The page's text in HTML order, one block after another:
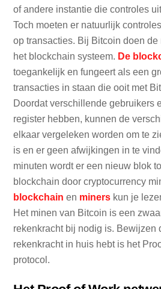
of andere instantie die controles
Toch moeten er natuurlijk
op transacties. Bij Bitcoin doen de
het blockchain systeem. De
toegankelijk en fungeert als een
transacties in staan die ooit met
Doordat verschillende gebruikers
register hebben, kunnen de
elkaar vergeleken worden om te
is en er geen afwijkingen in te
minuten wordt er een nieuw blok
blockchain door cryptocurrency
blockchain en miners kun je
Het minen van Bitcoin is een
rekenkracht bij nodig is. Bewijzen
rekenkracht in huis hebt is het
protocol.